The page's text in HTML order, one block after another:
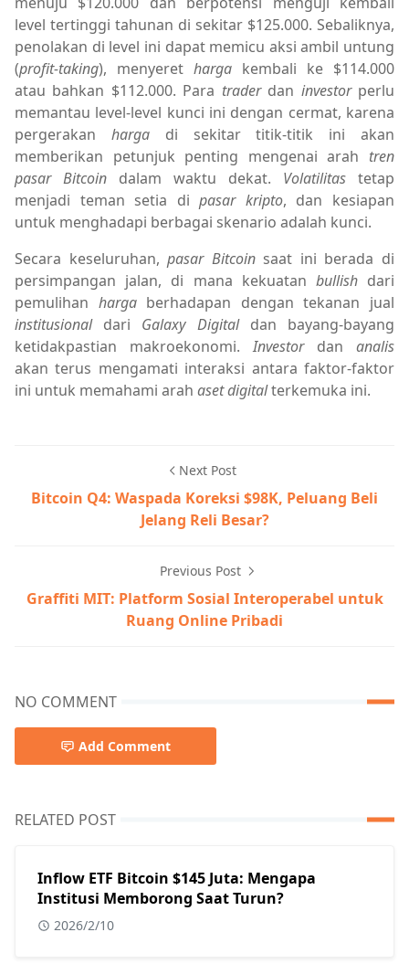
level tertinggi tahunan di sekitar $125.000. Sebaliknya,
penolakan di level ini dapat memicu aksi ambil untung
(profit-taking), menyeret harga kembali ke $114.000
atau bahkan $112.000. Para traderdan investorperlu
memantau level-level kunci ini dengan cermat, karena
pergerakan hargadi sekitar titik-titik ini akan
memberikan petunjuk penting mengenai arah tren
pasar Bitcoin dalam waktu dekat. Volatilitas tetap
menjadi teman setia dipasar kripto, dan kesiapan
untuk menghadapi berbagai skenario adalah kunci.
Secara keseluruhan,pasar Bitcoinsaat ini berada di
persimpangan jalan, di mana kekuatan bullishdari
pemulihan hargaberhadapan dengan tekanan jual
institusionaldari Galaxy Digitaldan bayang-bayang
ketidakpastian makroekonomi.Investordan analis
akan terus mengamati interaksi antara faktor-faktor
ini untuk memahami arah aset digitalterkemuka ini.
Next Post
Bitcoin Q4: Waspada Koreksi $98K, Peluang Beli
Jelang Reli Besar?
Previous Post
Graffiti MIT: Platform Sosial Interoperabel untuk
Ruang Online Pribadi
NO COMMENT
Add Comment
RELATED POST
Inflow ETF Bitcoin $145 Juta: Mengapa
Institusi Memborong Saat Turun?
2026/2/10